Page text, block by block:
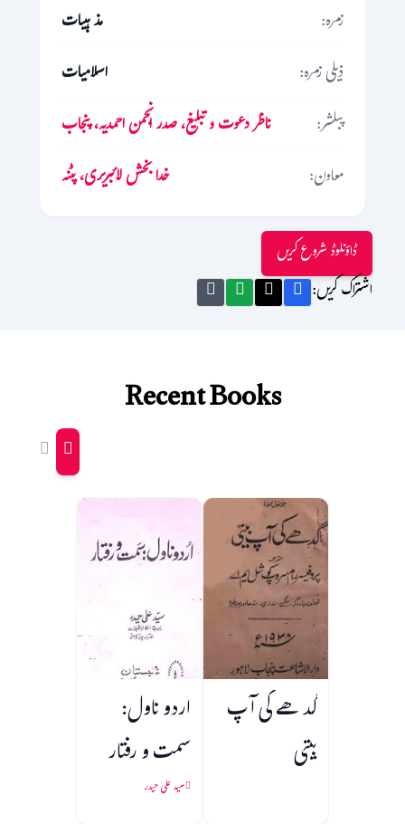
زمرہ:
مذہبیات
ذیلی زمرہ:
اسلامیات
پبلشر:
ناظر دعوت و تبلیغ، صدر انجمن احمدیہ، پنجاب
معاون:
خدا بخش لائبریری، پٹنہ
ڈاؤنلوڈ شروع کریں
اشتراک کریں:
Recent Books
گدھے کی آپ
بیتی
اردو ناول:
سمت و رفتار
سید علی حیدر